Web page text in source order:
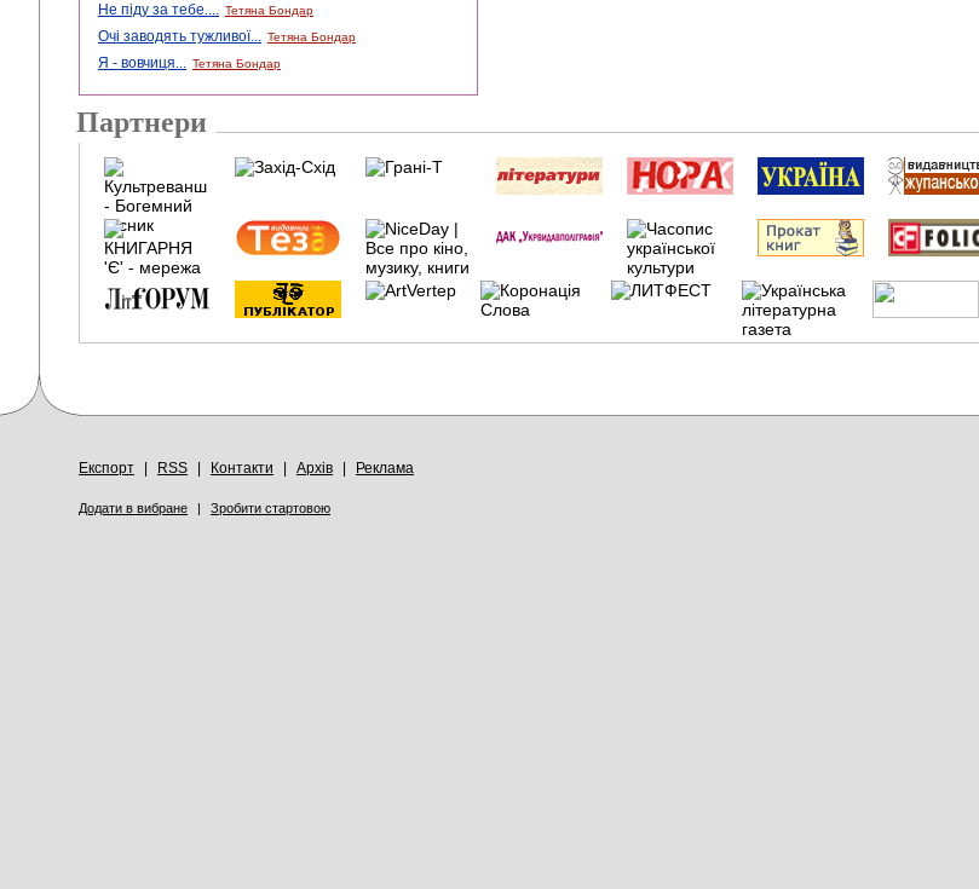
Не піду за тебе.... Тетяна Бондар
Очі заводять тужливої... Тетяна Бондар
Я - вовчиця... Тетяна Бондар
Партнери
Експорт RSS Контакти Архів Реклама
Додати в вибране | Зробити стартовою